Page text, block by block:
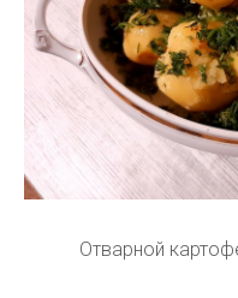
Отварной